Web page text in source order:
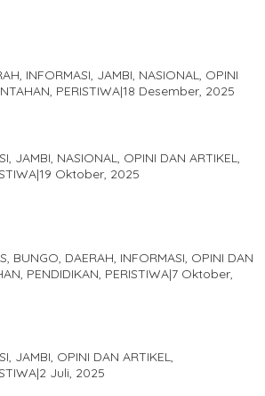
INFORMASI, JAMBI, NASIONAL, OPINI
PERISTIWA|18 Desember, 2025
JAMBI, NASIONAL, OPINI DAN ARTIKEL,
|19 Oktober, 2025
BUNGO, DAERAH, INFORMASI, OPINI DAN
PENDIDIKAN, PERISTIWA|7 Oktober,
JAMBI, OPINI DAN ARTIKEL,
|2 Juli, 2025